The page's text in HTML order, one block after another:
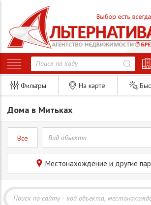
Фильтры На карте
Дома в Митьках
Все
Местонахождение и другие